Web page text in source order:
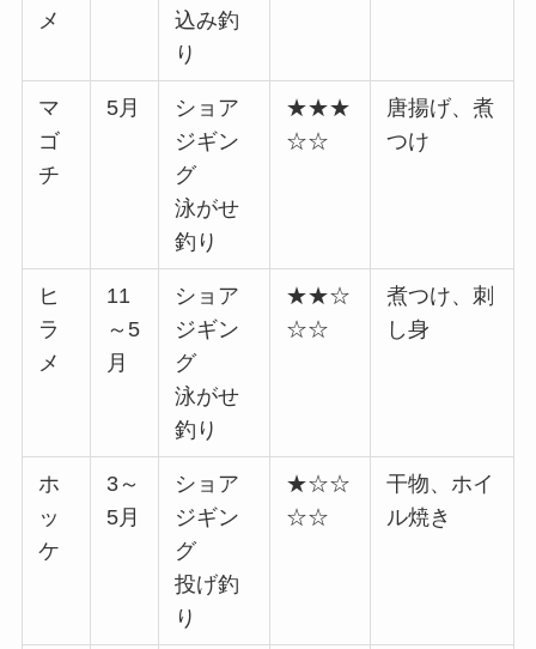
メ
込み釣
り
マ
ゴ
チ
5月
ショア
ジギン
グ
泳がせ
釣り
★★★
☆☆
唐揚げ、煮
つけ
ヒ
ラ
メ
11
～5
月
ショア
ジギン
グ
泳がせ
釣り
★★☆
☆☆
煮つけ、刺
し身
ホ
ッ
ケ
3～
5月
ショア
ジギン
グ
投げ釣
り
★☆☆
☆☆
干物、ホイ
ル焼き